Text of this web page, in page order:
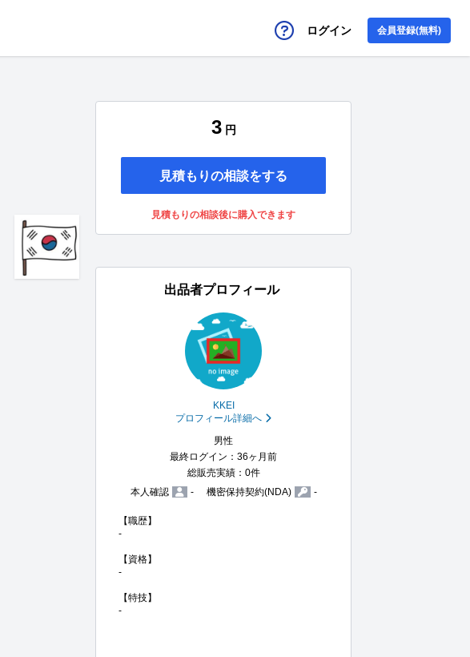
ログイン 会員登録(無料)
3 円
見積もりの相談をする
見積もりの相談後に購入できます
出品者プロフィール
KKEI
プロフィール詳細へ
男性
最終ログイン：36ヶ月前
総販売実績：0件
本人確認
- 機密保持契約(NDA) -
【職歴】
-
【資格】
-
【特技】
-